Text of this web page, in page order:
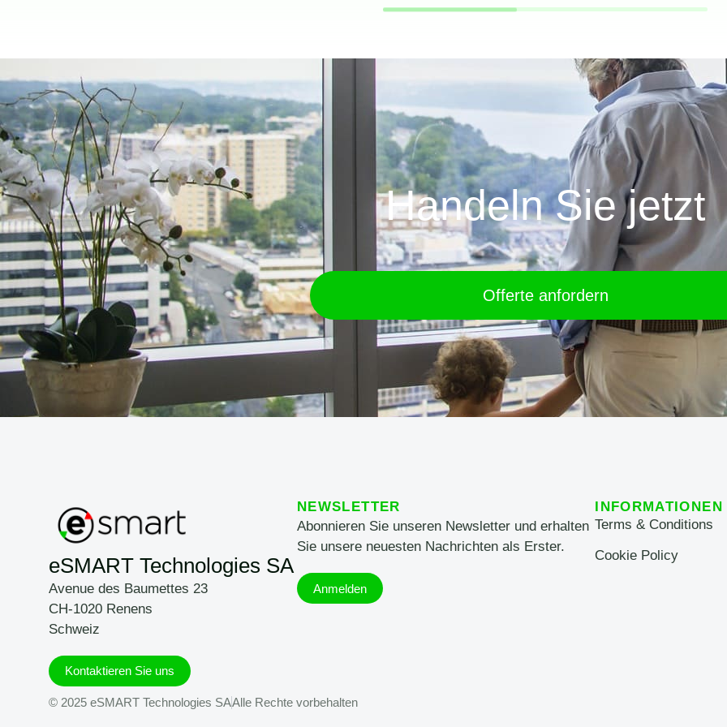
Handeln Sie jetzt
Offerte anfordern
eSMART Technologies SA
Avenue des Baumettes 23
CH-1020 Renens
Schweiz
Kontaktieren Sie uns
NEWSLETTER
Abonnieren Sie unseren Newsletter und erhalten
Sie unsere neuesten Nachrichten als Erster.
Anmelden
INFORMATIONEN
Terms & Conditions
Cookie Policy
© 2025 eSMART Technologies SAAlle Rechte vorbehalten